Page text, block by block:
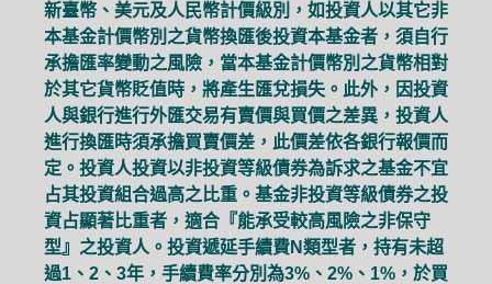
新臺幣、美元及人民幣計價級別，如投資人以其它非
本基金計價幣別之貨幣換匯後投資本基金者，須自行
承擔匯率變動之風險，當本基金計價幣別之貨幣相對
於其它貨幣貶值時，將產生匯兌損失。此外，因投資
人與銀行進行外匯交易有賣價與買價之差異，投資人
進行換匯時須承擔買賣價差，此價差依各銀行報價而
定。投資人投資以非投資等級債券為訴求之基金不宜
占其投資組合過高之比重。基金非投資等級債券之投
資占顯著比重者，適合『能承受較高風險之非保守
型』之投資人。投資遞延手續費N類型者，持有未超
過1、2、3年，手續費率分別為3%、2%、1%，於買